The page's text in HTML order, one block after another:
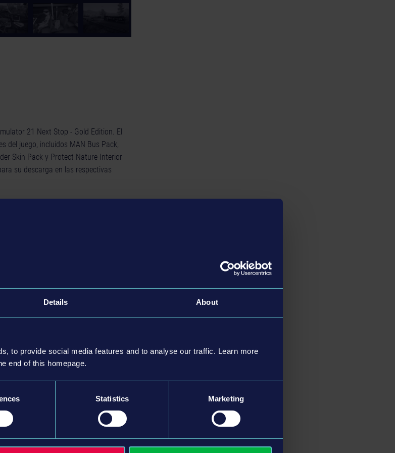
Details About
to provide social media features and to analyse our traffic. Learn more
end of this homepage.
Statistics Marketing
21 Next Stop - Gold Edition. El
del juego, incluidos MAN Bus Pack,
Skin Pack y Protect Nature Interior
su descarga en las respectivas
Bus Simulator 21!
Bus Pack, USA Skin Pack, Angel